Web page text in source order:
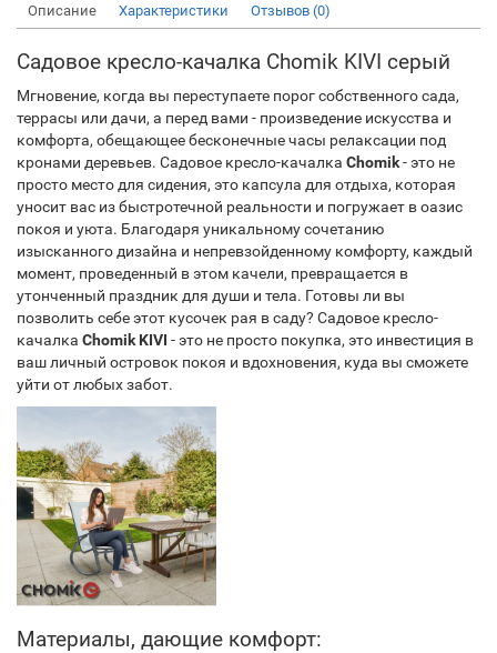
Описание Характеристики Отзывов (0)
Садовое кресло-качалка Chomik KIVI серый
Мгновение, когда вы переступаете порог собственного сада,
террасы или дачи, а перед вами - произведение искусства и
комфорта, обещающее бесконечные часы релаксации под
кронами деревьев. Садовое кресло-качалка Chomik- это не
просто место для сидения, это капсула для отдыха, которая
уносит вас из быстротечной реальности и погружает в оазис
покоя и уюта. Благодаря уникальному сочетанию
изысканного дизайна и непревзойденному комфорту, каждый
момент, проведенный в этом качели, превращается в
утонченный праздник для души и тела. Готовы ли вы
позволить себе этот кусочек рая в саду? Садовое кресло-
качалка Chomik KIVI - это не просто покупка, это инвестиция в
ваш личный островок покоя и вдохновения, куда вы сможете
уйти от любых забот.
Материалы, дающие комфорт: